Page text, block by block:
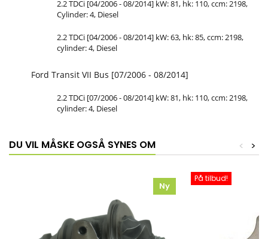
2.2 TDCi [04/2006 - 08/2014] kW: 81, hk: 110, ccm: 2198,
Cylinder: 4, Diesel
2.2 TDCi [04/2006 - 08/2014] kW: 63, hk: 85, ccm: 2198,
cylinder: 4, Diesel
Ford Transit VII Bus [07/2006 - 08/2014]
2.2 TDCi [07/2006 - 08/2014] kW: 81, hk: 110, ccm: 2198,
cylinder: 4, Diesel
DU VIL MÅSKE OGSÅ SYNES OM >
<
Ny
På tilbud!